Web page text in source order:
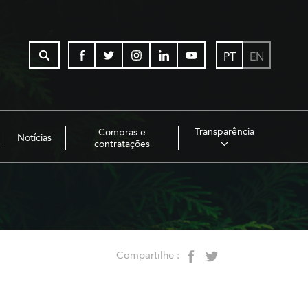
PT EN
Notícias
Compras e
contratações
Transparência
Compartilhe :